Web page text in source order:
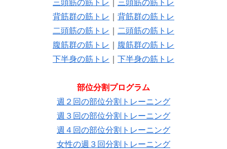
三頭筋の筋トレ
三頭筋の筋トレ
背筋群の筋トレ
背筋群の筋トレ
二頭筋の筋トレ
二頭筋の筋トレ
腹筋群の筋トレ
腹筋群の筋トレ
下半身の筋トレ
下半身の筋トレ
部位分割プログラム
週２回の部位分割トレーニング
週３回の部位分割トレーニング
週４回の部位分割トレーニング
女性の週３回分割トレーニング